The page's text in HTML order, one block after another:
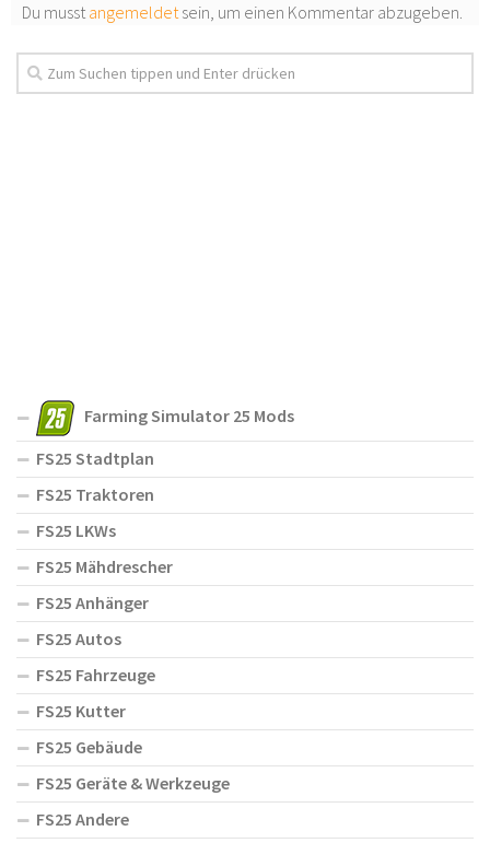
Du musstangemeldetsein, um einen Kommentar abzugeben.
Farming Simulator 25 Mods
FS25 Stadtplan
FS25 Traktoren
FS25 LKWs
FS25 Mähdrescher
FS25 Anhänger
FS25 Autos
FS25 Fahrzeuge
FS25 Kutter
FS25 Gebäude
FS25 Geräte & Werkzeuge
FS25 Andere